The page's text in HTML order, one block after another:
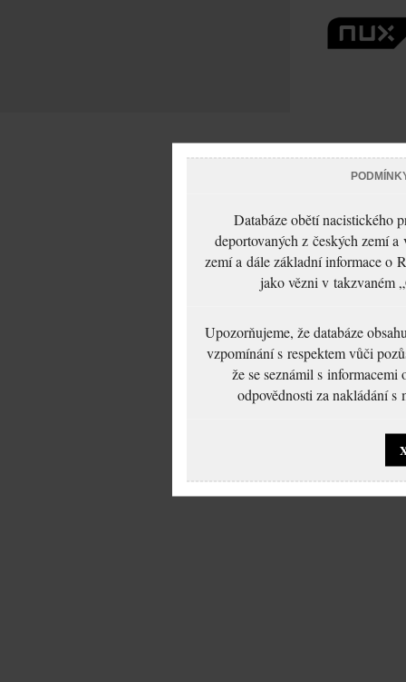
Databáze obětí nacistického
deportovaných z českých zemí
zemí a dále základní informace o
jako vězni v takzvaném
Upozorňujeme, že databáze
vzpomínání s respektem vůči
že se seznámil s
odpovědnosti za nakládání